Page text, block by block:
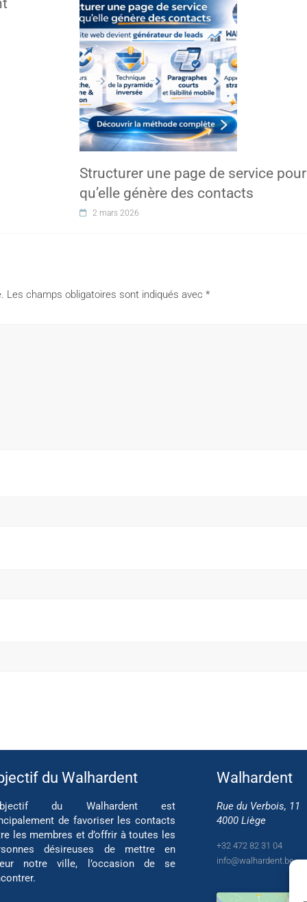
Structurer une page de service pour
qu’elle génère des contacts
2 mars 2026
Les champs obligatoires sont indiqués avec *
du Walhardent
du Walhardent est
de favoriser les contacts
les membres et d’offrir à toutes les
désireuses de mettre en
notre ville, l’occasion de se
Walhardent
Rue du Verbois, 11
4000 Liège
+32 472 82 31 04
info@walhardent.be